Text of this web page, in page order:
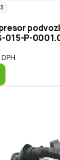
015-P-